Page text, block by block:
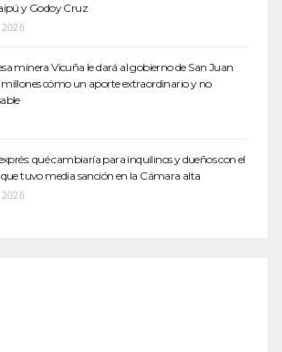
y Godoy Cruz
minera Vicuña le dará al gobierno de San Juan
cómo un aporte extraordinario y no
qué cambiaría para inquilinos y dueños con el
tuvo media sanción en la Cámara alta